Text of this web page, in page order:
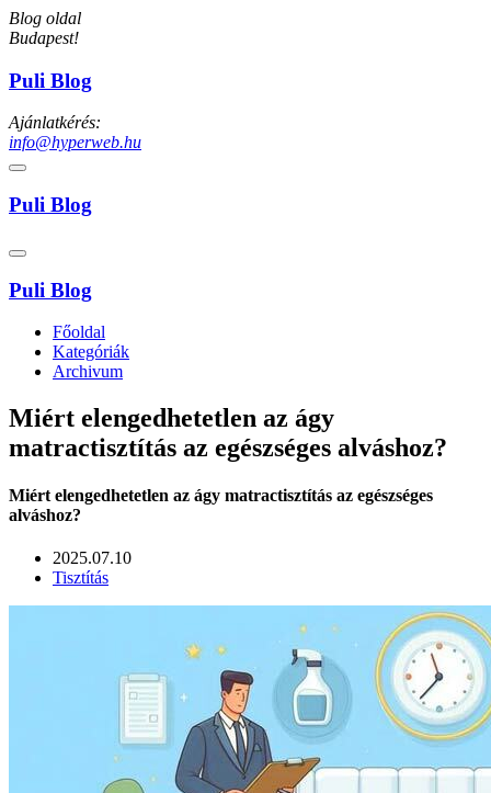
Blog oldal
Budapest!
Puli Blog
Ajánlatkérés:
info@hyperweb.hu
Puli Blog
Puli Blog
Főoldal
Kategóriák
Archivum
Miért elengedhetetlen az ágy
matractisztítás az egészséges alváshoz?
Miért elengedhetetlen az ágy matractisztítás az egészséges
alváshoz?
2025.07.10
Tisztítás